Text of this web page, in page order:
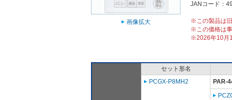
画像拡大
JANコード：
※この製品は旧
※この価格は
※2026年10月1
セット形名
PCGX-P8MH2
PAR-